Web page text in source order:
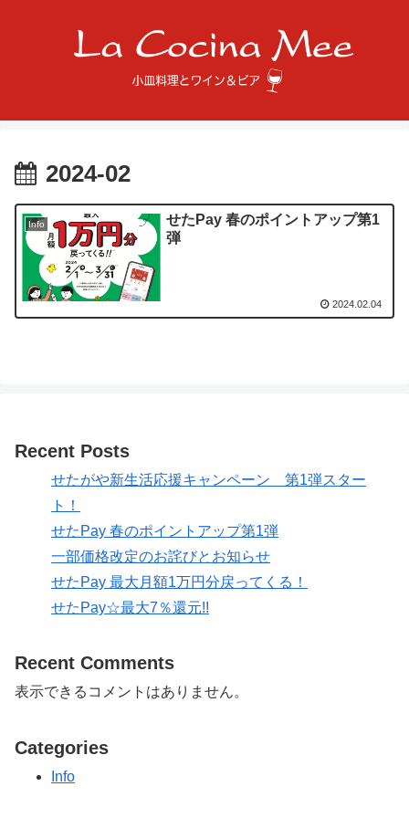
2024-02
Info
せたPay 春のポイントアップ第1
弾
2024.02.04
Recent Posts
せたがや新生活応援キャンペーン 第1弾スター
ト！
せたPay 春のポイントアップ第1弾
一部価格改定のお詫びとお知らせ
せたPay 最大月額1万円分戻ってくる！
せたPay☆最大7％還元!!
Recent Comments
表示できるコメントはありません。
Categories
Info